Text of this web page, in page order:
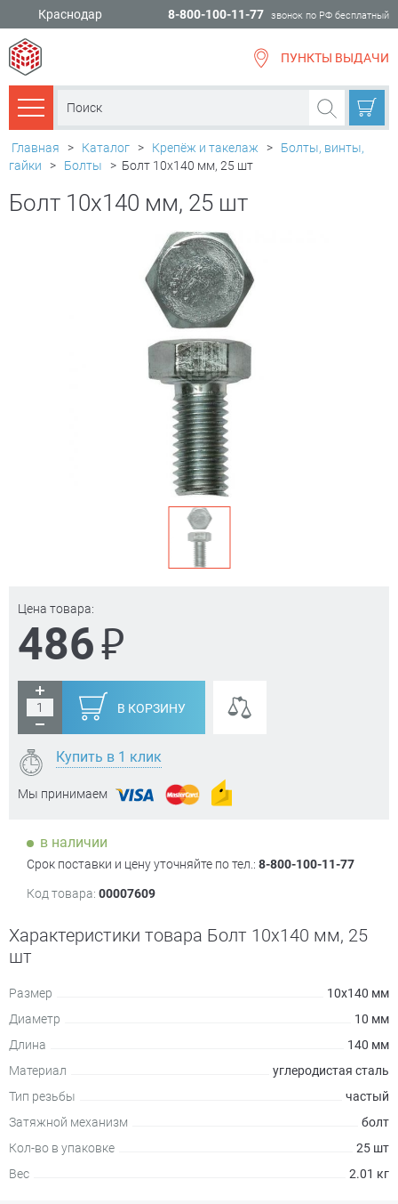
Краснодар 8-800-100-11-77 звонок по РФ бесплатный
ПУНКТЫ ВЫДАЧИ
Каталог товаров
Главная > Каталог > Крепёж и такелаж >
Болты, винты,
гайки
> Болты > Болт 10х140 мм, 25 шт
Болт 10х140 мм, 25 шт
Цена товара:
486₽
В КОРЗИНУ
Купить в 1 клик
Мы принимаем
в наличии
Срок поставки и цену уточняйте по тел.: 8-800-100-11-77
Код товара: 00007609
Характеристики товара Болт 10х140 мм, 25
шт
Размер
10х140 мм
Диаметр
10 мм
Длина
140 мм
Материал
углеродистая сталь
Тип резьбы
частый
Затяжной механизм
болт
Кол-во в упаковке
25 шт
Вес
2.01 кг